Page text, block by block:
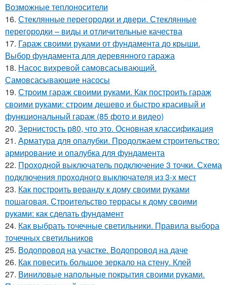
Возможные теплоносители
16. Стеклянные перегородки и двери. Стеклянные
перегородки – виды и отличительные качества
17. Гараж своими руками от фундамента до крыши.
Выбор фундамента для деревянного гаража
18. Насос вихревой самовсасывающий.
Самовсасывающие насосы
19. Строим гараж своими руками. Как построить гараж
своими руками: строим дешево и быстро красивый и
функциональный гараж (85 фото и видео)
20. Зернистость р80, что это. Основная классификация
21. Арматура для опалубки. Продолжаем строительство:
армирование и опалубка для фундамента
22. Проходной выключатель подключение 3 точки. Схема
подключения проходного выключателя из 3-х мест
23. Как построить веранду к дому своими руками
пошаговая. Строительство террасы к дому своими
руками: как сделать фундамент
24. Как выбрать точечные светильники. Правила выбора
точечных светильников
25. Водопровод на участке. Водопровод на даче
26. Как повесить большое зеркало на стену. Клей
27. Виниловые напольные покрытия своими руками.